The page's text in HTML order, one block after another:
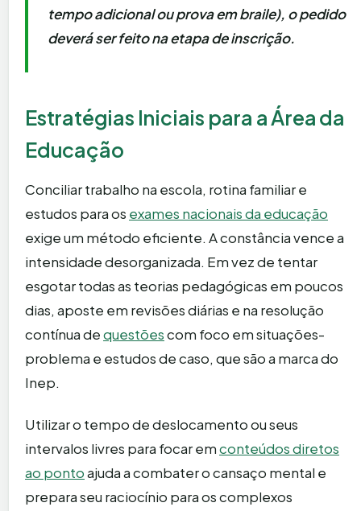
tempo adicional ou prova em braile), o pedido
deverá ser feito na etapa de inscrição.
Estratégias Iniciais para a Área da
Educação
Conciliar trabalho na escola, rotina familiar e
estudos para os exames nacionais da educação
exige um método eficiente. A constância vence a
intensidade desorganizada. Em vez de tentar
esgotar todas as teorias pedagógicas em poucos
dias, aposte em revisões diárias e na resolução
contínua dequestõescom foco em situações-
problema e estudos de caso, que são a marca do
Inep.
Utilizar o tempo de deslocamento ou seus
intervalos livres para focar emconteúdos diretos
ao pontoajuda a combater o cansaço mental e
prepara seu raciocínio para os complexos